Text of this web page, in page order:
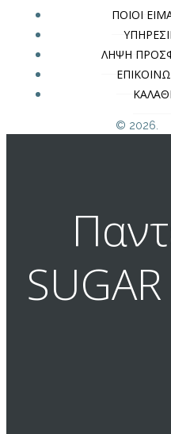
ΠΟΙΟΙ
ΛΗΨΗ
ΚΑΛΑΘΙ
© 2026.